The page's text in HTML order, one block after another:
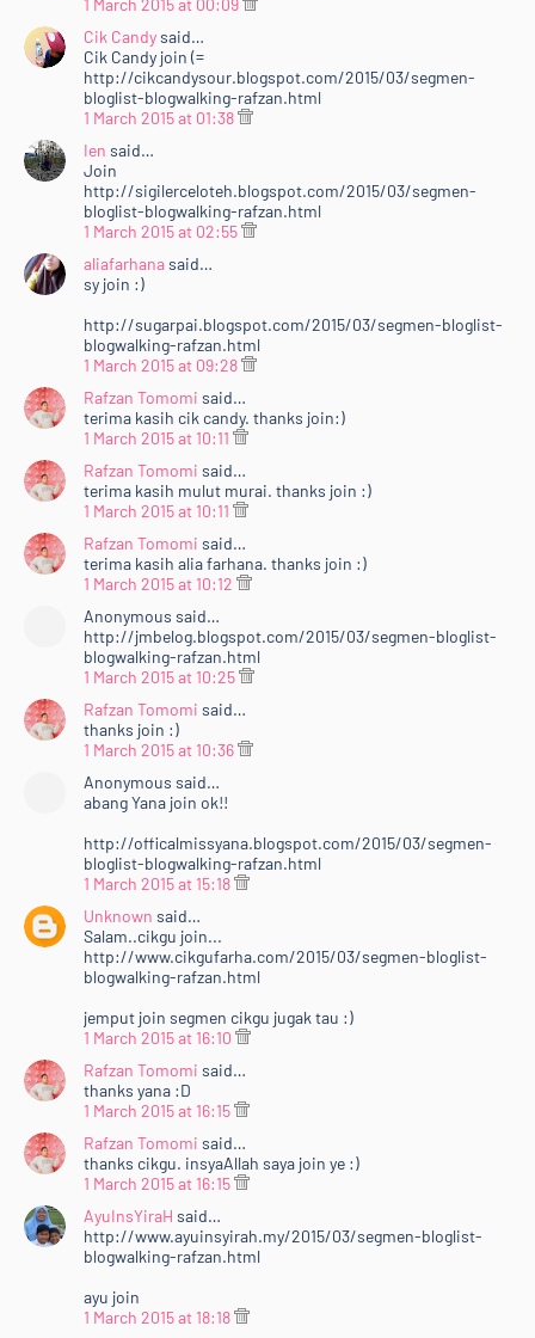
sp;&lt;/li&gt;<br />
&lt;li&gt;Add to Circle Google+ [&lt;a
href="https://plus.google.com/+RafzanTomomi/posts"
target="_blank"&gt;Rafzan
Tomomi&lt;/a&gt;]&lt;/li&gt;<br />
&lt;li&gt;Klik ler iklan Nuffnang di&amp;nbsp;&lt;a
href="http://www.rafzantomomi.com/2015/02/segme
n-bloglist-blogwalking-rts15.html"
target="_blank"&gt;blog ni&lt;/a&gt;. :D&lt;/li&gt;<br
&lt;li&gt;Lebih senang&lt;i&gt; copy&lt;/i&gt; je la link
&lt;i&gt;paste&lt;/i&gt; kat entri korang tu :&lt;/li&gt;
<br />
&lt;/div&gt;<br />
&lt;div style="text-align: justify;"&gt;<br />
&lt;div style="background-color: #f0f0f0; height:
150px; overflow: scroll; width: 350px;"&gt;<br />
&lt;br /&gt;&lt;/div&gt;<br />
&lt;div style="font-color: ffffff; font-family:
verdana,arial,sans-serif; font-size: 10px;"&gt;<br />
&lt;/div&gt;<br />
&lt;/center&gt;<br />
&lt;ul&gt;<br />
URL Entri korang dekat &lt;a
href="http://www.rafzantomomi.com/2015/02/segme
n-bloglist-blogwalking-rts15.html"
target="_blank"&gt;entri
&lt;/ul&gt;<br />
&lt;/div&gt;<br />
&lt;div style="text-align: justify;"&gt;<br />
&lt;br /&gt;&lt;/div&gt;<br />
&lt;div style="text-align: justify;"&gt;<br />
&lt;b&gt;15 URL blog&lt;/b&gt; akan dipilih &lt;b&gt;(3
dipilih oleh Rafzan Tomomi dan 12 lagi akan dipilih
melalui &lt;a
href="http://random.org/"&gt;random.org&lt;/a&gt;)&
amp;nbsp;&lt;/b&gt;dan akan diletakkan ke dalam
page&lt;b&gt; "&lt;a
href="http://www.rafzantomomi.com/p/bloglist.html"
target="_blank"&gt;#BLOGLIST&lt;/a&gt;"&lt;/b&gt;.
&lt;b&gt;TOP 3&lt;/b&gt; akan ada &lt;i&gt;special
banner&lt;/i&gt; dalam &lt;a
href="http://www.rafzantomomi.com/p/bloglist.html"
target="_blank"&gt;&lt;i&gt;page&lt;/i&gt;
tersebut&lt;/a&gt; dan akan muncul di &lt;i&gt;side-
bar&lt;/i&gt; blog &lt;b&gt;&lt;a
1 March 2015 at 00:09
Cik Candysaid…
Cik Candy join (=
http://cikcandysour.blogspot.com/2015/03/segmen-
bloglist-blogwalking-rafzan.html
1 March 2015 at 01:38
Ien said…
Join
http://sigilerceloteh.blogspot.com/2015/03/segmen-
bloglist-blogwalking-rafzan.html
1 March 2015 at 02:55
aliafarhanasaid…
sy join :)
http://sugarpai.blogspot.com/2015/03/segmen-bloglist-
blogwalking-rafzan.html
1 March 2015 at 09:28
Rafzan Tomomi said…
terima kasih cik candy. thanks join:)
1 March 2015 at 10:11
Rafzan Tomomi said…
terima kasih mulut murai. thanks join :)
1 March 2015 at 10:11
Rafzan Tomomi said…
terima kasih alia farhana. thanks join :)
1 March 2015 at 10:12
Anonymous said…
http://jmbelog.blogspot.com/2015/03/segmen-bloglist-
blogwalking-rafzan.html
1 March 2015 at 10:25
Rafzan Tomomi said…
thanks join :)
1 March 2015 at 10:36
Anonymous said…
abang Yana join ok!!
http://officalmissyana.blogspot.com/2015/03/segmen-
bloglist-blogwalking-rafzan.html
1 March 2015 at 15:18
Unknown said…
Salam..cikgu join...
http://www.cikgufarha.com/2015/03/segmen-bloglist-
blogwalking-rafzan.html
jemput join segmen cikgu jugak tau :)
1 March 2015 at 16:10
Rafzan Tomomi said…
thanks yana :D
1 March 2015 at 16:15
Rafzan Tomomi said…
thanks cikgu. insyaAllah saya join ye :)
1 March 2015 at 16:15
AyuInsYiraH said…
http://www.ayuinsyirah.my/2015/03/segmen-bloglist-
blogwalking-rafzan.html
ayu join
1 March 2015 at 18:18